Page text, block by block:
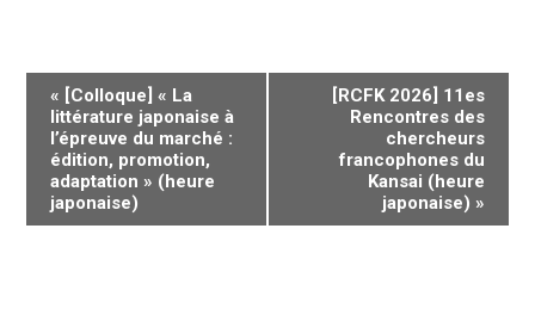
Navigation
Évènement
« [Colloque] « La
littérature japonaise à
l’épreuve du marché :
édition, promotion,
adaptation » (heure
japonaise)
[RCFK 2026] 11es
Rencontres des
chercheurs
francophones du
Kansai (heure
japonaise) »